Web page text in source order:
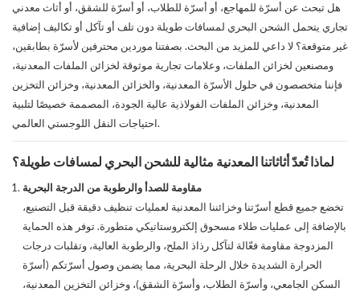
هل تبحث عن أسرّة للمهاجع، أو أسرّة للطلاب، أو أسرّة للشقق، أو أثاث معدني
تجاري يتحمل الشحن البحري لمسافات طويلة دون تلف أو تآكل أو تكاليف إضافية
غير متوقعة؟ لا داعي للمزيد من البحث. بصفتنا موردين محترفين لأسرّة بطابقين،
ومصنعين لخزائن الملفات، وعلامات تجارية موثوقة لخزائن الملفات المعدنية،
فإننا متخصصون في حلول الأسرّة المعدنية، والخزائن المعدنية، وخزائن التخزين
المعدنية، وخزائن الملفات الفولاذية عالية الجودة، المصممة خصيصًا لتلبية
احتياجات النقل اللوجستي العالمي.
لماذا تُعدّ أثاثاتنا المعدنية مثالية للشحن البحري لمسافات طويلة؟
مقاومة للصدأ والرطوبة من الدرجة البحرية
تخضع جميع قطع أسرّتنا وخزائننا المعدنية لعمليات تنظيف دقيقة قبل التصنيع،
بالإضافة إلى عمليات طلاء مسحوق إلكتروستاتيكي متطورة. توفر هذه الحماية
المزدوجة مقاومة فعّالة لتآكل رذاذ الملح، والرطوبة العالية، وتقلبات درجات
الحرارة الشديدة خلال الرحلة البحرية، مما يضمن وصول أسرّتكم (أسرّة
السكن الجامعي، وأسرّة الطلاب، وأسرّة الشقق)، وخزائن التخزين المعدنية،